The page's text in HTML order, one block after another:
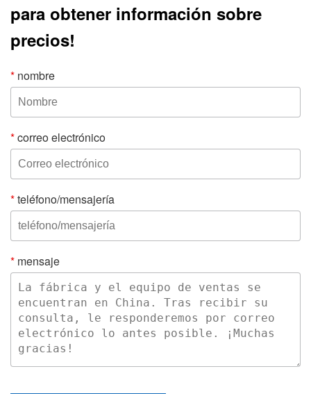
para obtener información sobre
precios!
* nombre
*correo electrónico
*teléfono/mensajería
* mensaje